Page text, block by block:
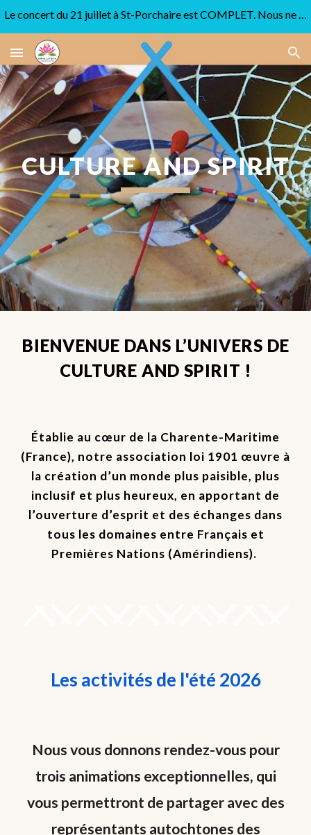
CULTURE AND SPIRIT
BIENVENUE DANS L’UNIVERS DE
CULTURE AND SPIRIT !
Établie au cœur de la Charente-Maritime
(France), notre association loi 1901 œuvre à
la création d’un monde plus paisible, plus
inclusif et plus heureux, en apportant de
l’ouverture d’esprit et des échanges dans
tous les domaines entre Français et
Premières Nations (Amérindiens).
Les activités de l'été 2026
Nous vous donnons rendez-vous pour
trois animations exceptionnelles, qui
vous permettront de partager avec des
représentants autochtones des